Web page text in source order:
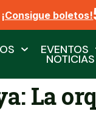
¡Consigue boletos!
EVENTOS
La